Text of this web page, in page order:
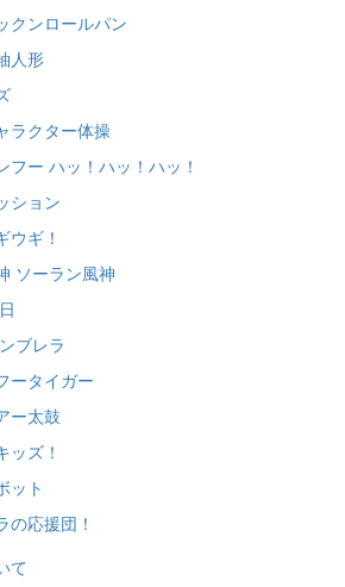
クンロールパン
人形
ラクター体操
フー ハッ！ハッ！ハッ！
ション
ウギ！
ソーラン風神
ブレラ
ータイガー
ー太鼓
ッズ！
ット
の応援団！
て